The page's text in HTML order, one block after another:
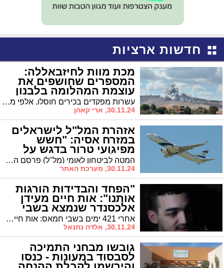
חדשות ארציות
מכת מוות לחיזבאללה:
המספרים שחושפים את
עוצמת המהלומה בלבנון
(וידאו) עשרות מפקדים בכירים חוסלו, אלפי מטרות הושמדו ומאות אלפי פריטי לחימה הוחרמו: כך הפך צה"ל את חיזבאללה מארגון טרור חזק לגוף פצוע ומדמם. הנתונים המלאים נחשפים לראשונה
30.11.24, ארי קאהן
אזהרת המל"ל לישראלים
במזרח אסיה: "חשש
מפיגועי טרור בדגש על
תאילנד" המטה לביטחון לאומי (מל"ל) פרסם הערב (מוצ"ש) אזהרה חמורה לישראלים השוהים במזרח אסיה, בדגש על תאילנד, בעקבות מידע מודיעיני על כוונות לפגיעה בישראלים באזור.
30.11.24, מערכת האתר
"הפחד והבדידות הורגות
אותנו": אות חיים מעידן
אלכסנדר שנמצא בשבי
החמאס (וידאו) אחרי 421 ימים בשבי חמאס: אות חיים מעידן אלכסנדר. חמאס פרסם הערב סרטון טרור פסיכולוגי שבו נראה החטוף עידן אלכסנדר. עידן מספר כי הוא בשבי יותר מ-420 יום
30.11.24, אלדה נתנאל
גובשו מבחני התמיכה
לסבסוד במעונות - כנסו